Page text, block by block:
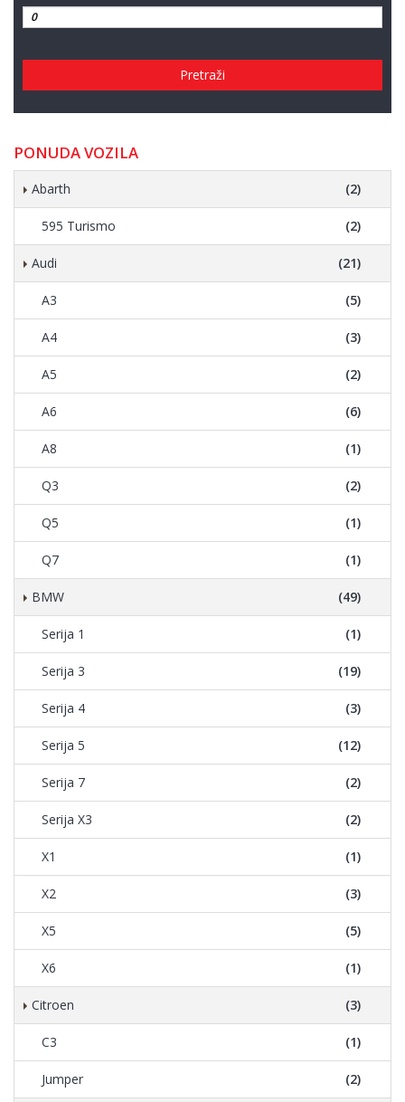
Pretraži
PONUDA VOZILA
Abarth (2)
595 Turismo (2)
Audi (21)
A3 (5)
A4 (3)
A5 (2)
A6 (6)
A8 (1)
Q3 (2)
Q5 (1)
Q7 (1)
BMW (49)
Serija 1 (1)
Serija 3 (19)
Serija 4 (3)
Serija 5 (12)
Serija 7 (2)
Serija X3 (2)
X1 (1)
X2 (3)
X5 (5)
X6 (1)
Citroen (3)
C3 (1)
Jumper (2)